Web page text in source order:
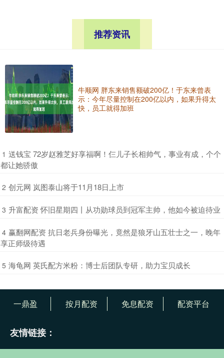
推荐资讯
牛顺网 胖东来销售额破200亿！于东来曾表
示：今年尽量控制在200亿以内，如果升得太
快，员工就得加班
1 ​送钱宝 72岁赵雅芝好享福啊！仨儿子长相帅气，事业有成，个个
都让她骄傲
2 ​创元网 岚图泰山将于11月18日上市
3 ​升富配资 怀旧星期四丨从功勋球员到冠军主帅，他如今被迫待业
4 ​赢翻网配资 抗日老兵身份曝光，竟然是狼牙山五壮士之一，晚年
享正师级待遇
5 ​海龟网 英氏配方米粉：博士后团队专研，助力宝贝成长
一鼎盈 按月配资 免息配资 配资平台
友情链接：